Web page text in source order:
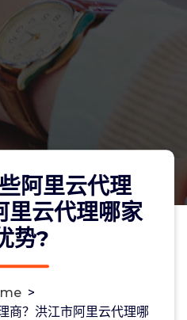
阿里云代理
里云代理哪家
势?
>
商？洪江市阿里云代理哪
?